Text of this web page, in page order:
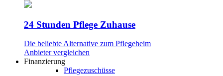
24 Stunden Pflege Zuhause
Die beliebte Alternative zum Pflegeheim
Anbieter vergleichen
Finanzierung
Pflegezuschüsse